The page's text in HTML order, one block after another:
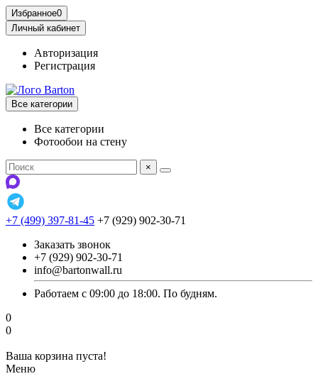
Избранное0
Личный кабинет
Авторизация
Регистрация
Все категории
Все категории
Фотообои на стену
×
+7 (499) 397-81-45 +7 (929) 902-30-71
Заказать звонок
+7 (929) 902-30-71
info@bartonwall.ru
Работаем с 09:00 до 18:00. По будням.
0
0
Ваша корзина пуста!
Меню